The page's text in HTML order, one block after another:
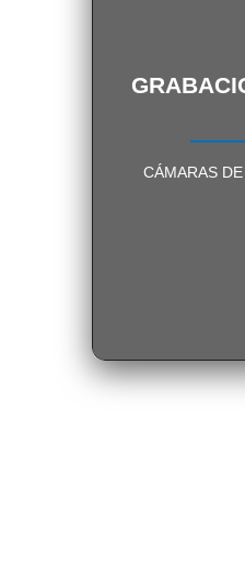
CÁMARAS